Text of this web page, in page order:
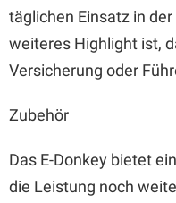
täglichen Einsatz in
weiteres Highlight ist,
Versicherung oder
Zubehör
Das E-Donkey bietet
die Leistung noch